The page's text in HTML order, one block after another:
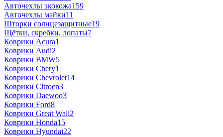
Авточехлы экокожа159
Авточехлы майки11
Шторки солнцезащитные19
Щётки, скребки, лопаты7
Коврики Acura1
Коврики Audi2
Коврики BMW5
Коврики Chery1
Коврики Chevrolet14
Коврики Citroen3
Коврики Daewoo3
Коврики Ford8
Коврики Great Wall2
Коврики Honda15
Коврики Hyundai22